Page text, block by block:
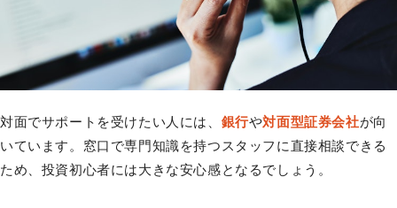
対面でサポートを受けたい人には、 銀行や対面型証券会社が向
いています。窓口で専門知識を持つスタッフに直接相談できる
ため、投資初心者には大きな安心感となるでしょう。